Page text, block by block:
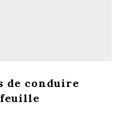
de conduire